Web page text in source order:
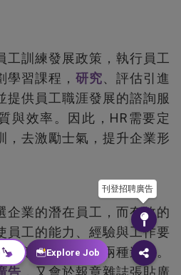
工訓練發展政策，執行員工
習課程， 研究、評估引進
提供員工職涯發展的諮詢服
與效率。因此， HR需要定
，去激勵士氣，提升企業形
企業的潛在員工，而有效的
員工的能力、經驗與工作要
部和外部招募兩種途徑。
告 ，又會於報章雜誌張貼廣
刊登招聘廣告
Explore Job